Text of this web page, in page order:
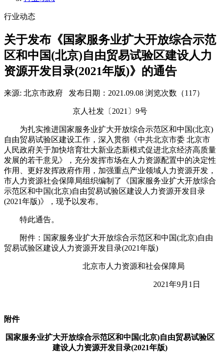
行业动态
关于发布《国家服务业扩大开放综合示范
区和中国(北京)自由贸易试验区建设人力
资源开发目录(2021年版)》的通告
来源: 北京市政府 发布日期：2021.09.08 浏览次数（117）
京人社发〔2021〕9号
为扎实推进国家服务业扩大开放综合示范区和中国(北京)
自由贸易试验区建设工作，深入贯彻《中共北京市委 北京市
人民政府关于加快培育壮大新业态新模式促进北京经济高质量
发展的若干意见》，充分发挥市场在人力资源配置中的决定性
作用、更好发挥政府作用，加强重点产业领域人力资源开发，
市人力资源社会保障局组织编制了《国家服务业扩大开放综合
示范区和中国(北京)自由贸易试验区建设人力资源开发目录
(2021年版)》，现予以发布。
特此通告。
附件：国家服务业扩大开放综合示范区和中国(北京)自由
贸易试验区建设人力资源开发目录(2021年版)
北京市人力资源和社会保障局
2021年9月1日
附件
国家服务业扩大开放综合示范区和中国(北京)自由贸易试验区
建设人力资源开发目录(2021年版)